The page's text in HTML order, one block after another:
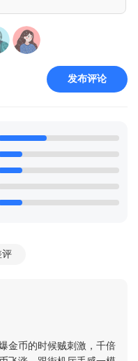
发布评论
评
金币的时候贼刺激，千倍